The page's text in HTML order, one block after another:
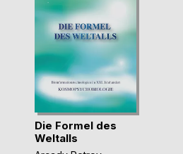
Die Formel des
Weltalls